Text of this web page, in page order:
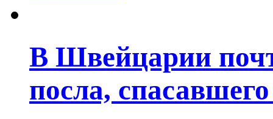
В Швейцарии
посла,